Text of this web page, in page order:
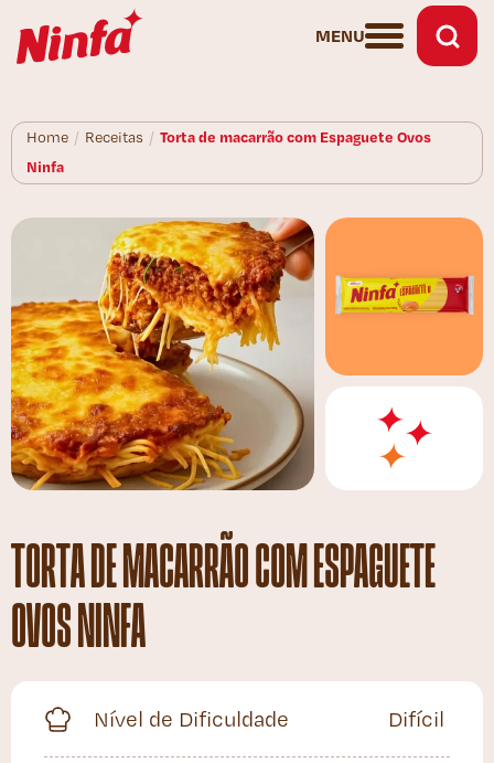
MENU
Home / Receitas / Torta de macarrão com Espaguete Ovos
Ninfa
TORTA DE MACARRÃO COM ESPAGUETE
OVOS NINFA
Nível de Dificuldade Difícil